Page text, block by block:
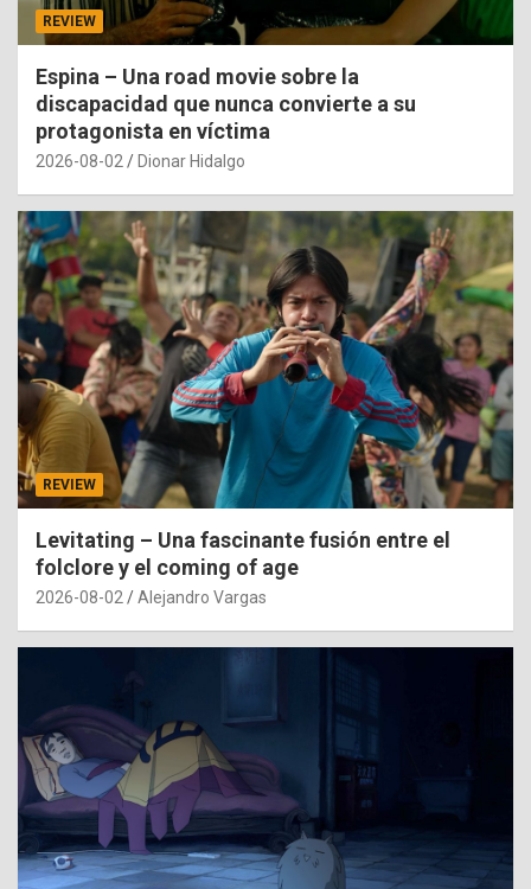
REVIEW
Espina – Una road movie sobre la
discapacidad que nunca convierte a su
protagonista en víctima
2026-08-02 Dionar Hidalgo
REVIEW
Levitating – Una fascinante fusión entre el
folclore y el coming of age
2026-08-02 Alejandro Vargas